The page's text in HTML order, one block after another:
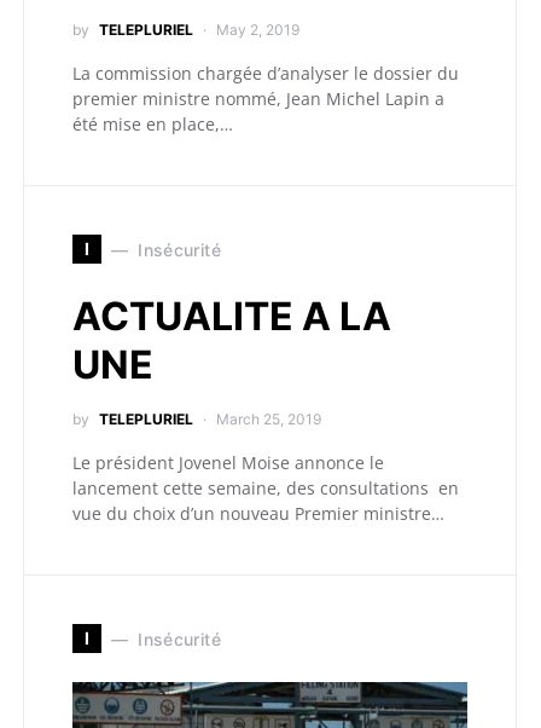
by TELEPLURIEL May 2, 2019
La commission chargée d’analyser le dossier du
premier ministre nommé, Jean Michel Lapin a
été mise en place,…
I Insécurité
ACTUALITE A LA
UNE
by TELEPLURIEL March 25, 2019
Le président Jovenel Moise annonce le
lancement cette semaine, des consultations en
vue du choix d’un nouveau Premier ministre…
I Insécurité